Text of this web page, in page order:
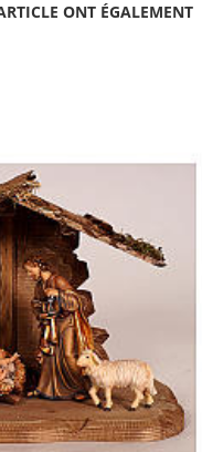
ONT ÉGALEMENT